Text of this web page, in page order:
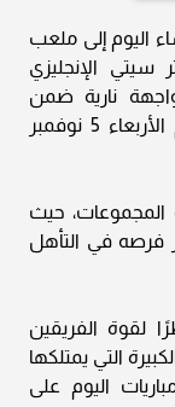
اليوم إلى ملعب
الإنجليزي
نارية ضمن
منافسات دوري أبطال أوروبا، وذلك اليوم الأربعاء 5 نوفمبر
المجموعات، حيث
فرصه في التأهل
لقوة الفريقين
التي يمتلكها
اليوم على